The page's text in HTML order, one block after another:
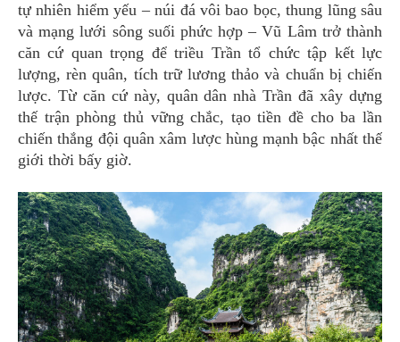
tự nhiên hiểm yếu – núi đá vôi bao bọc, thung lũng sâu
và mạng lưới sông suối phức hợp – Vũ Lâm trở thành
căn cứ quan trọng để triều Trần tổ chức tập kết lực
lượng, rèn quân, tích trữ lương thảo và chuẩn bị chiến
lược. Từ căn cứ này, quân dân nhà Trần đã xây dựng
thế trận phòng thủ vững chắc, tạo tiền đề cho ba lần
chiến thắng đội quân xâm lược hùng mạnh bậc nhất thế
giới thời bấy giờ.